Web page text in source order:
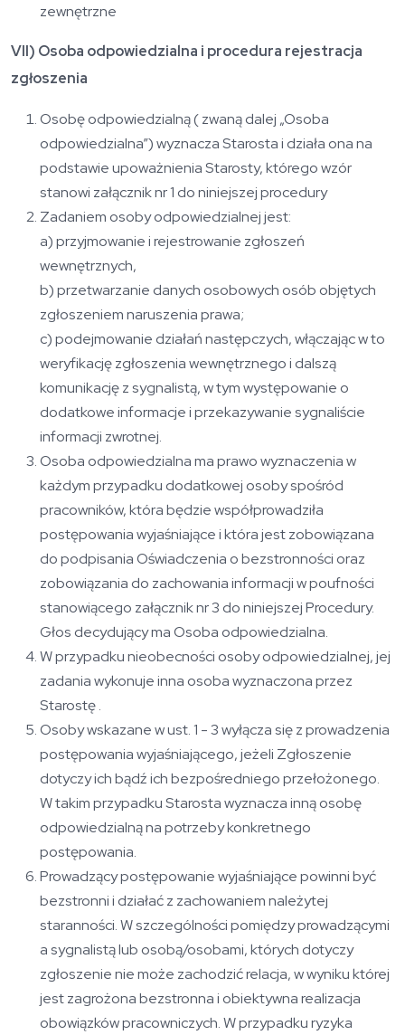
zewnętrzne
VII) Osoba odpowiedzialna i procedura rejestracja
zgłoszenia
Osobę odpowiedzialną ( zwaną dalej „Osoba
odpowiedzialna”) wyznacza Starosta i działa ona na
podstawie upoważnienia Starosty, którego wzór
stanowi załącznik nr 1 do niniejszej procedury
Zadaniem osoby odpowiedzialnej jest:
a) przyjmowanie i rejestrowanie zgłoszeń
wewnętrznych,
b) przetwarzanie danych osobowych osób objętych
zgłoszeniem naruszenia prawa;
c) podejmowanie działań następczych, włączając w to
weryfikację zgłoszenia wewnętrznego i dalszą
komunikację z sygnalistą, w tym występowanie o
dodatkowe informacje i przekazywanie sygnaliście
informacji zwrotnej.
Osoba odpowiedzialna ma prawo wyznaczenia w
każdym przypadku dodatkowej osoby spośród
pracowników, która będzie współprowadziła
postępowania wyjaśniające i która jest zobowiązana
do podpisania Oświadczenia o bezstronności oraz
zobowiązania do zachowania informacji w poufności
stanowiącego załącznik nr 3 do niniejszej Procedury.
Głos decydujący ma Osoba odpowiedzialna.
W przypadku nieobecności osoby odpowiedzialnej, jej
zadania wykonuje inna osoba wyznaczona przez
Starostę .
Osoby wskazane w ust. 1 - 3 wyłącza się z prowadzenia
postępowania wyjaśniającego, jeżeli Zgłoszenie
dotyczy ich bądź ich bezpośredniego przełożonego.
W takim przypadku Starosta wyznacza inną osobę
odpowiedzialną na potrzeby konkretnego
postępowania.
Prowadzący postępowanie wyjaśniające powinni być
bezstronni i działać z zachowaniem należytej
staranności. W szczególności pomiędzy prowadzącymi
a sygnalistą lub osobą/osobami, których dotyczy
zgłoszenie nie może zachodzić relacja, w wyniku której
jest zagrożona bezstronna i obiektywna realizacja
obowiązków pracowniczych. W przypadku ryzyka